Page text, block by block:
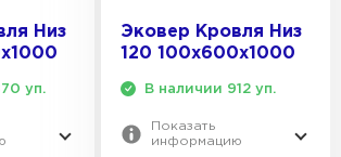
Низ
уп.
Эковер Кровля Низ
120 100х600х1000
В наличии 912 уп.
Показать
информацию
Утеплитель Rockwool
ПЕРЕЙТИ